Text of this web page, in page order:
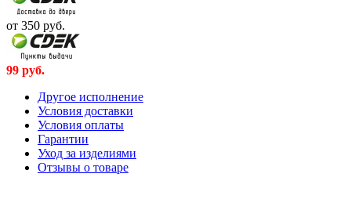
от 350 руб.
99 руб.
Другое исполнение
Условия доставки
Условия оплаты
Гарантии
Уход за изделиями
Отзывы о товаре